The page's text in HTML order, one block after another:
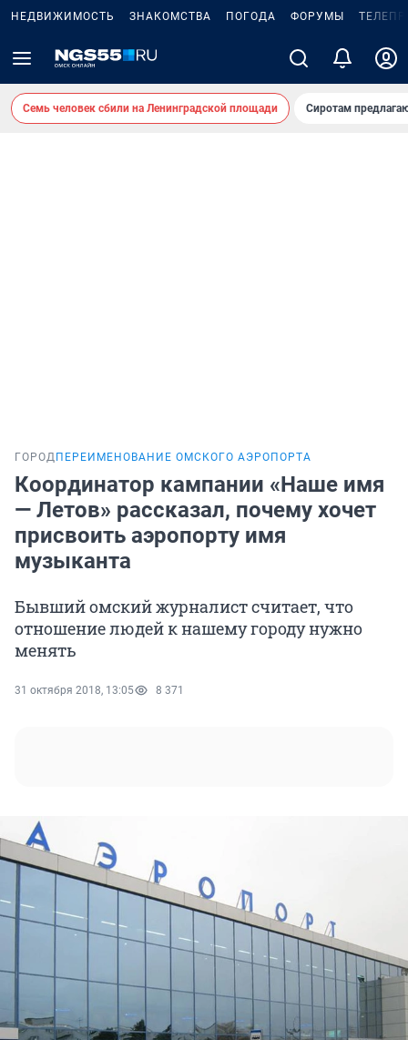
НЕДВИЖИМОСТЬ ЗНАКОМСТВА ПОГОДА ФОРУМЫ
Семь человек сбили на Ленинградской площади Сиротам
ГОРОД ПЕРЕИМЕНОВАНИЕ ОМСКОГО АЭРОПОРТА
Координатор кампании «Наше имя
— Летов» рассказал, почему хочет
присвоить аэропорту имя
музыканта
Бывший омский журналист считает, что
отношение людей к нашему городу нужно
менять
31 октября 2018, 13:05 8 371